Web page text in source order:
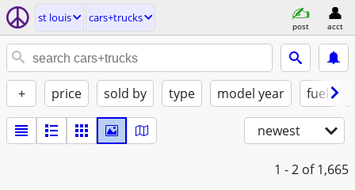
st louis cars+trucks
post acct
+ price sold by type model year fuel
newest
1 - 2 of 1,665